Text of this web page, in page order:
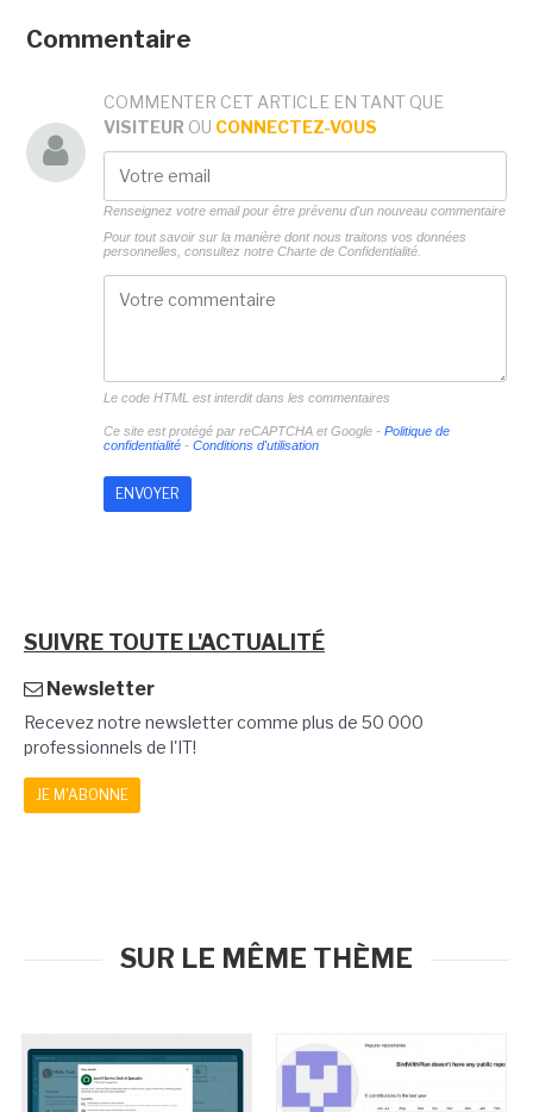
Commentaire
COMMENTER CET ARTICLE EN TANT QUE
VISITEUR OU CONNECTEZ-VOUS
Renseignez votre email pour être prévenu d'un nouveau commentaire
Pour tout savoir sur la manière dont nous traitons vos données
personnelles, consultez notre Charte de Confidentialité.
Le code HTML est interdit dans les commentaires
Ce site est protégé par reCAPTCHA et Google - Politique de
confidentialité- Conditions d'utilisation
SUIVRE TOUTE L'ACTUALITÉ
Newsletter
Recevez notre newsletter comme plus de 50 000
professionnels de l'IT!
JE M'ABONNE
SUR LE MÊME THÈME